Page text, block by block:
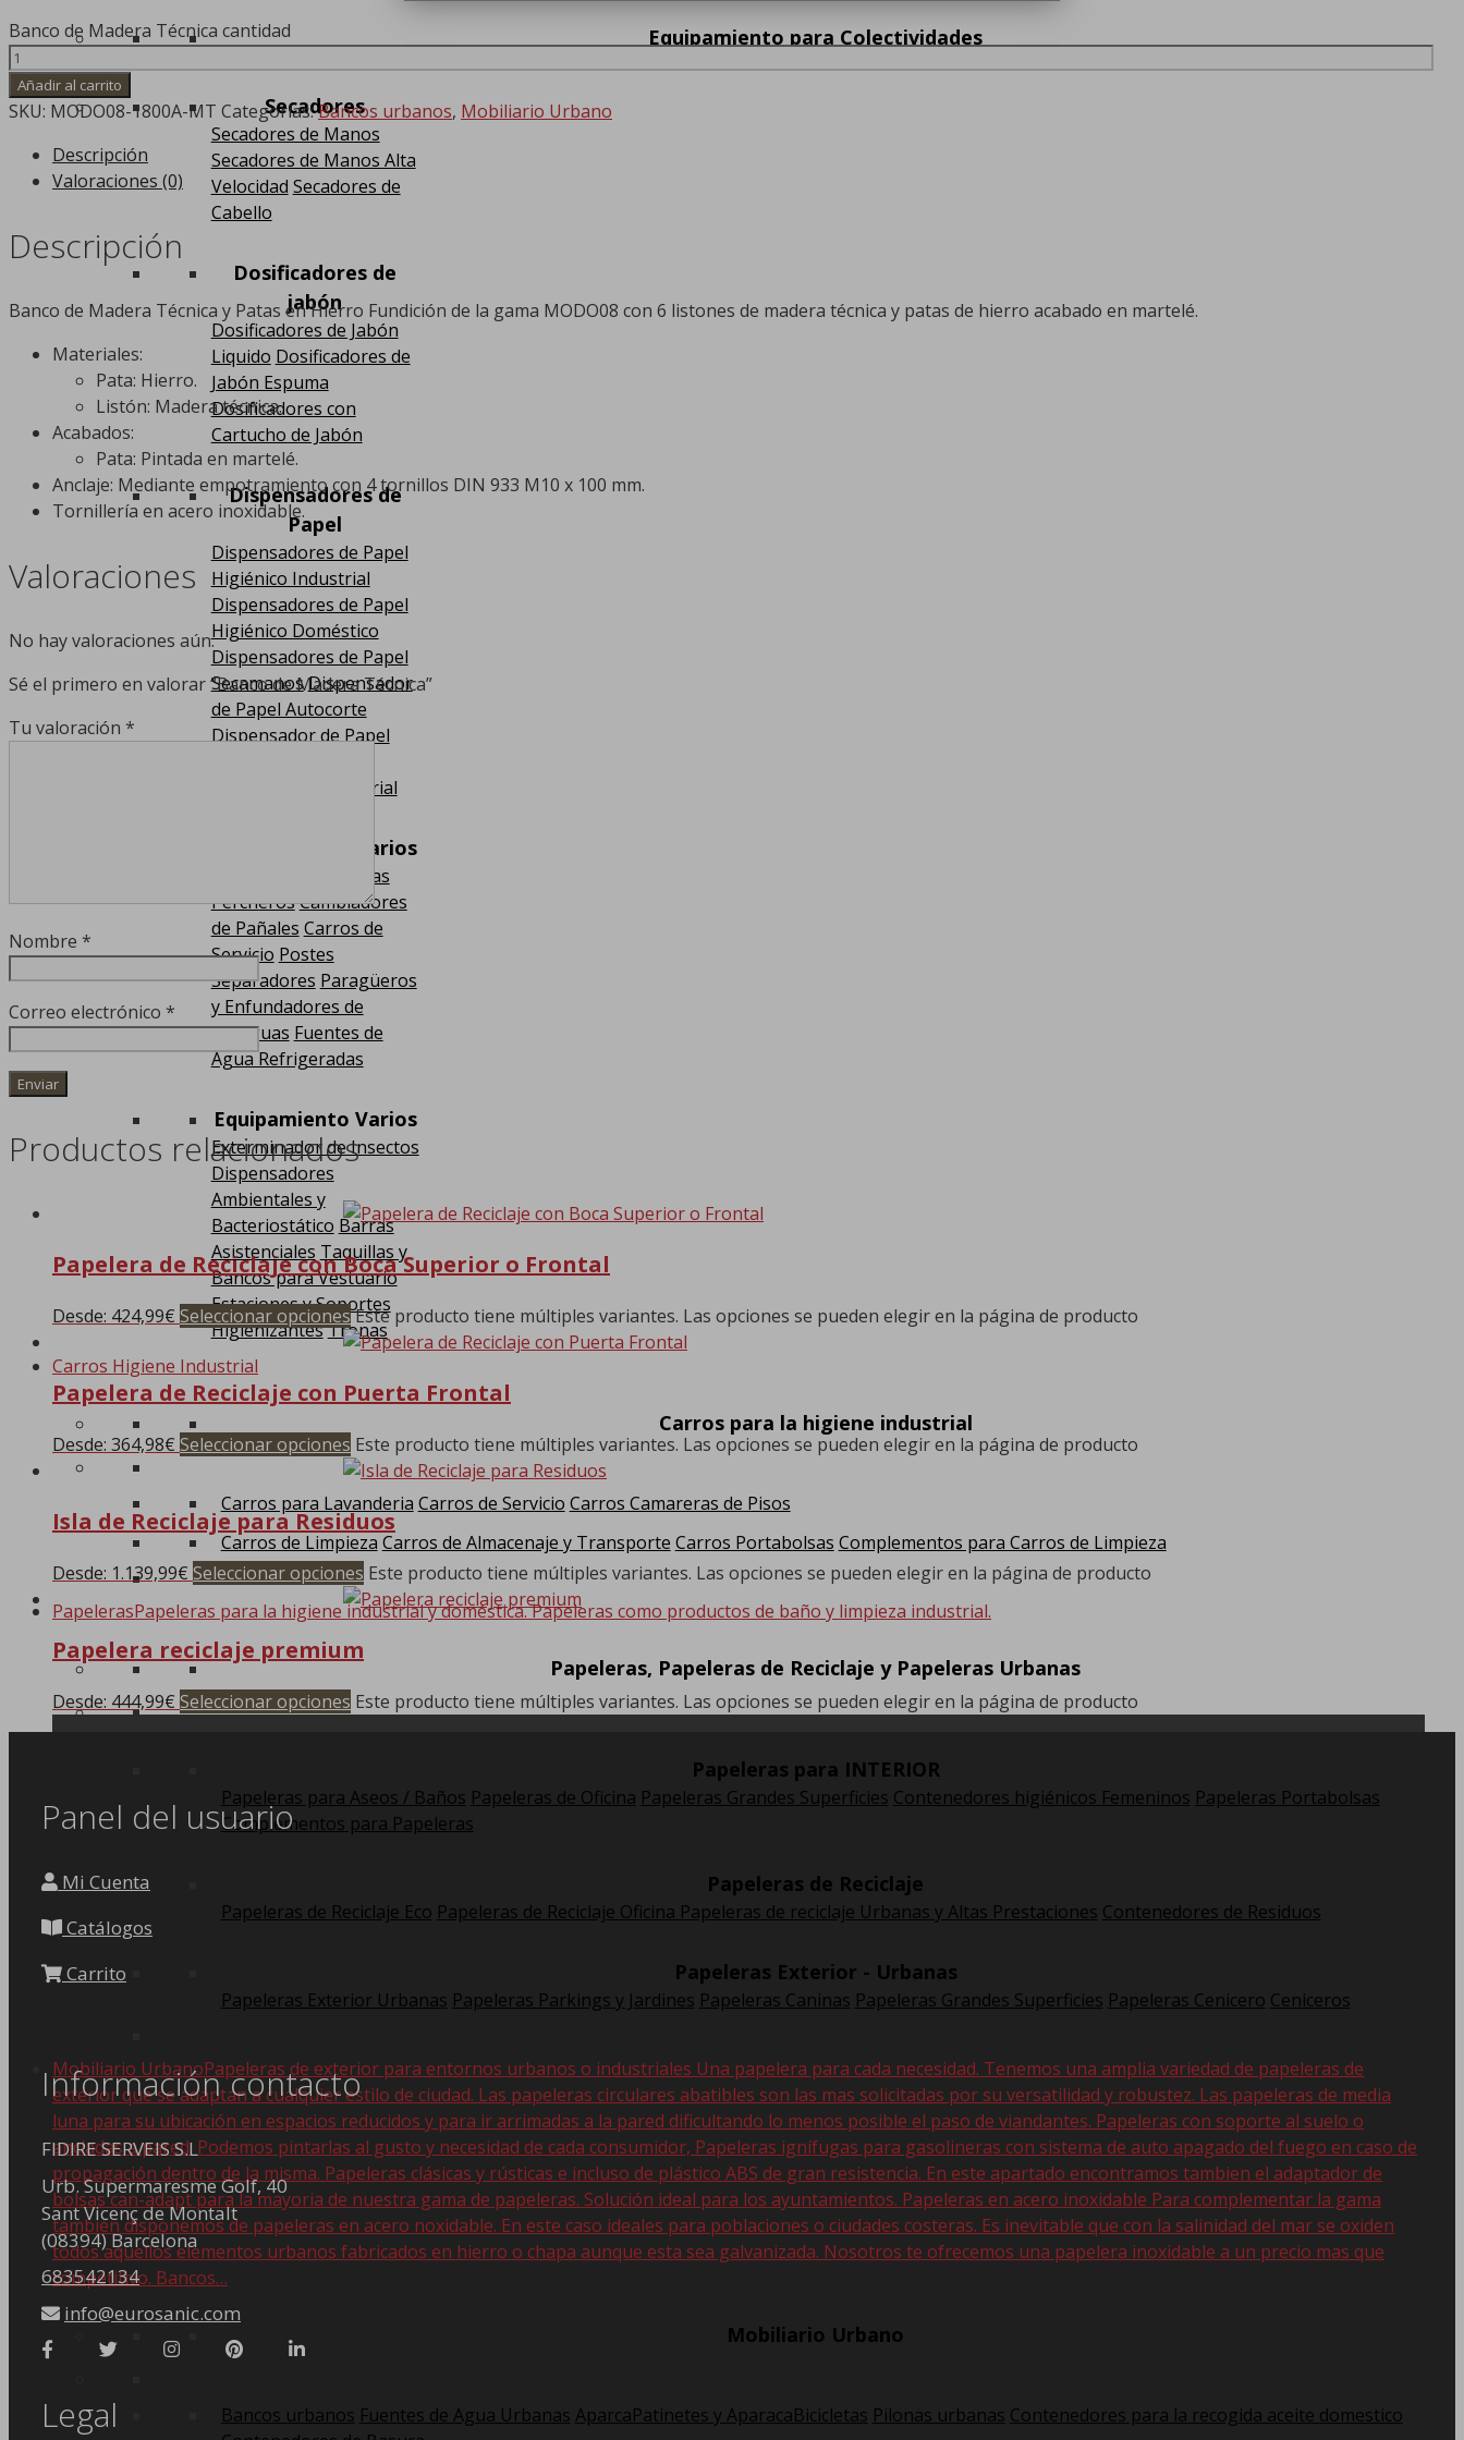
Equipamiento para Colectividades
Secadores
Secadores de Manos
Secadores de Manos Alta
Velocidad Secadores de
Cabello
Dosificadores de
jabón
Dosificadores de Jabón
Liquido Dosificadores de
Jabón Espuma
Dosificadores con
Cartucho de Jabón
Dispensadores de
Papel
Dispensadores de Papel
Higiénico Industrial
Dispensadores de Papel
Higiénico Doméstico
Dispensadores de Papel
SecamanosDispensador
de Papel Autocorte
Dispensador de Papel
Portabobina Industrial
Equipamiento Varios
Soporte para Maletas
PercherosCambiadores
de Pañales Carros de
Servicio Postes
Separadores Paragüeros
y Enfundadores de
Paraguas Fuentes de
Agua Refrigeradas
Equipamiento Varios
Exterminador de Insectos
Dispensadores
Ambientales y
Bacteriostático Barras
Asistenciales Taquillas y
Bancos para Vestuario
Estaciones y Soportes
HigienizantesTronas
Carros Higiene Industrial
Carros para la higiene industrial
Carros para Lavanderia Carros de Servicio Carros Camareras de Pisos
Carros de Limpieza Carros de Almacenaje y Transporte Carros Portabolsas Complementos para Carros de Limpieza
PapelerasPapeleras para la higiene industrial y doméstica. Papeleras como productos de baño y limpieza industrial.
Papeleras, Papeleras de Reciclaje y Papeleras Urbanas
Papeleras para INTERIOR
Papeleras para Aseos / Baños Papeleras de Oficina Papeleras Grandes Superficies Contenedores higiénicos Femeninos Papeleras Portabolsas
Complementos para Papeleras
Papeleras de Reciclaje
Papeleras de Reciclaje Eco Papeleras de Reciclaje Oficina Papeleras de reciclaje Urbanas y Altas Prestaciones Contenedores de Residuos
Papeleras Exterior - Urbanas
Papeleras Exterior Urbanas Papeleras Parkings y Jardines Papeleras Caninas Papeleras Grandes Superficies Papeleras Cenicero Ceniceros
Mobiliario UrbanoPapeleras de exterior para entornos urbanos o industriales Una papelera para cada necesidad. Tenemos una amplia variedad de papeleras de
exterior que se adaptan a cualquier estilo de ciudad. Las papeleras circulares abatibles son las mas solicitadas por su versatilidad y robustez. Las papeleras de media
luna para su ubicación en espacios reducidos y para ir arrimadas a la pared dificultando lo menos posible el paso de viandantes. Papeleras con soporte al suelo o
ancladas a pared. Podemos pintarlas al gusto y necesidad de cada consumidor, Papeleras ignífugas para gasolineras con sistema de auto apagado del fuego en caso de
propagación dentro de la misma. Papeleras clásicas y rústicas e incluso de plástico ABS de gran resistencia. En este apartado encontramos tambien el adaptador de
bolsas can-adapt para la mayoria de nuestra gama de papeleras. Solución ideal para los ayuntamientos. Papeleras en acero inoxidable Para complementar la gama
también disponemos de papeleras en acero noxidable. En este caso ideales para poblaciones o ciudades costeras. Es inevitable que con la salinidad del mar se oxiden
todos aquellos elementos urbanos fabricados en hierro o chapa aunque esta sea galvanizada. Nosotros te ofrecemos una papelera inoxidable a un precio mas que
competitivo. Bancos…
Mobiliario Urbano
Bancos urbanos Fuentes de Agua Urbanas AparcaPatinetes y AparacaBicicletas Pilonas urbanas Contenedores para la recogida aceite domestico
Banco de Madera Técnica cantidad
Añadir al carrito
SKU: MODO08-1800A-MT Categorías:Bancos urbanos, Mobiliario Urbano
Descripción
Valoraciones (0)
Descripción
Banco de Madera Técnica y Patas en Hierro Fundición de la gama MODO08 con 6 listones de madera técnica y patas de hierro acabado en martelé.
Materiales:
Pata: Hierro.
Listón: Madera técnica.
Acabados:
Pata: Pintada en martelé.
Anclaje: Mediante empotramiento con 4 tornillos DIN 933 M10 x 100 mm.
Tornillería en acero inoxidable.
Valoraciones
No hay valoraciones aún.
Sé el primero en valorar “Banco de Madera Técnica”
Tu valoración *
Nombre *
Correo electrónico *
Productos relacionados
Papelera de Reciclaje con Boca Superior o Frontal
Desde: 424,99€ Seleccionar opciones Este producto tiene múltiples variantes. Las opciones se pueden elegir en la página de producto
Papelera de Reciclaje con Puerta Frontal
Desde: 364,98€ Seleccionar opciones Este producto tiene múltiples variantes. Las opciones se pueden elegir en la página de producto
Isla de Reciclaje para Residuos
Desde: 1.139,99€ Seleccionar opciones Este producto tiene múltiples variantes. Las opciones se pueden elegir en la página de producto
Papelera reciclaje premium
Desde: 444,99€ Seleccionar opciones Este producto tiene múltiples variantes. Las opciones se pueden elegir en la página de producto
Panel del usuario
Mi Cuenta
Catálogos
Carrito
Información contacto
FIDIRE SERVEIS S.L
Urb. Supermaresme Golf, 40
Sant Vicenç de Montalt
(08394) Barcelona
683542134
info@eurosanic.com
Legal